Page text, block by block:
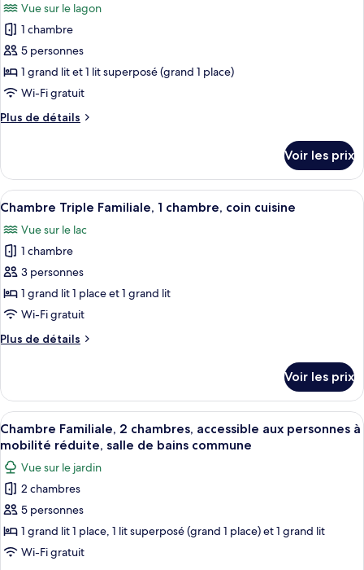
Simple
Standard
photos
pour
ce
type
de
chambre :
Chambre
2
chambres,
accessible
aux
personnes
à
mobilité
réduite,
chambres
communicantes
Vue sur le lagon
1 chambre
5 personnes
1 grand lit et 1 lit superposé (grand 1 place)
Wi-Fi gratuit
Plus de détails
Plus
le
type
de
Chambre
Familiale,
chambres,
accessible
aux
personnes
à
communicantes
Voir les prix
Afficher
toutes
les
photos
pour
ce
type
chambre :
Familiale,
1
chambre,
coin
cuisine
Chambre Triple Familiale, 1
11
Chambre Triple Familiale, 1 chambre, coin cuisine
Vue sur le lac
1 chambre
3 personnes
1 grand lit 1 place et 1 grand lit
Wi-Fi gratuit
Plus de détails
Plus
le
type
de
chambre
Triple
Familiale,
chambre,
coin
Voir les prix
Afficher
toutes
les
photos
pour
ce
type
de
1
Chambre Familiale, 2 chambres, accessible aux personnes à
mobilité réduite, salle de bains commune
Vue sur le jardin
2 chambres
5 personnes
1 grand lit 1 place, 1 lit superposé (grand 1 place) et 1 grand lit
Wi-Fi gratuit